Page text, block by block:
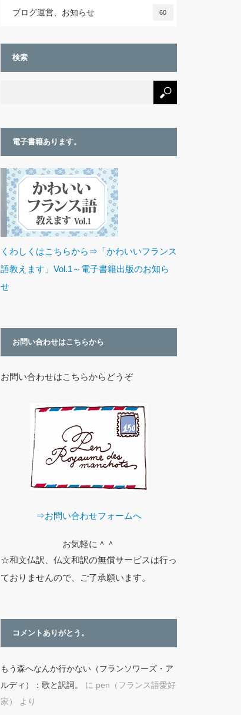
ブログ運営、お知らせ 60
検索
電子書籍あります。
くわしくはこちらから⇒「かわいいフランス
語教えます」Vol.1～電子書籍出版のお知ら
せ
お問い合わせはこちらから
お問い合わせはこちらからどうぞ
⇒お問い合わせフォームへ
お気軽に＾＾
☆和文仏訳、仏文和訳の無償サービスは行っ
ておりませんので、ご了承願います。
コメントありがとう。
もう森へなんか行かない（フランソワーズ・ア
ルディ）：歌と訳詞。
に pen（フランス語愛好
家）
より